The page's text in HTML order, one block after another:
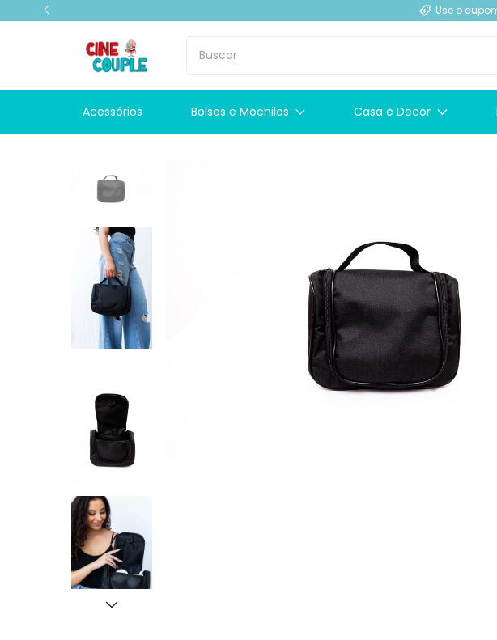
Use o
Acessórios Bolsas e Mochilas Casa e Decor